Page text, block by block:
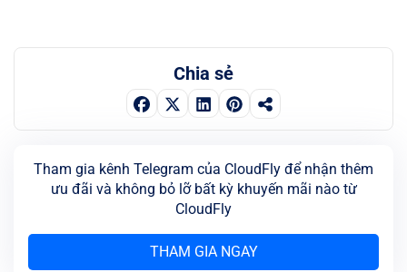
Chia sẻ
Tham gia kênh Telegram của CloudFly để nhận thêm
ưu đãi và không bỏ lỡ bất kỳ khuyến mãi nào từ
CloudFly
THAM GIA NGAY